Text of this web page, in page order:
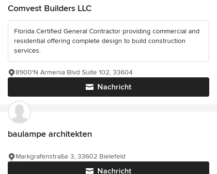
Comvest Builders LLC
Florida Certified General Contractor providing commercial and
residential offering complete design to build construction
services.
Nachricht
8900'N Armenia Blvd Suite 102, 33604
baulampe architekten
Nachricht
Markgrafenstraße 3, 33602 Bielefeld